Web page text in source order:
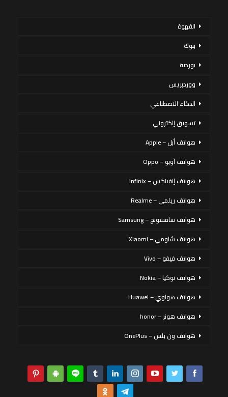
القهوة
بنوك
بورصة
ووردبريس
الذكاء الاصطناعي
تسويق إلكتروني
هواتف أبل – Apple
هواتف أوبو – Oppo
هواتف إنفينكس – Infinix
هواتف ريلمي – Realme
هواتف سامسونج – Samsung
هواتف شاومي – Xiaomi
هواتف فيفو – Vivo
هواتف نوكيا – Nokia
هواتف هواوي – Huawei
هواتف هونر – honor
هواتف ون بلس – OnePlus